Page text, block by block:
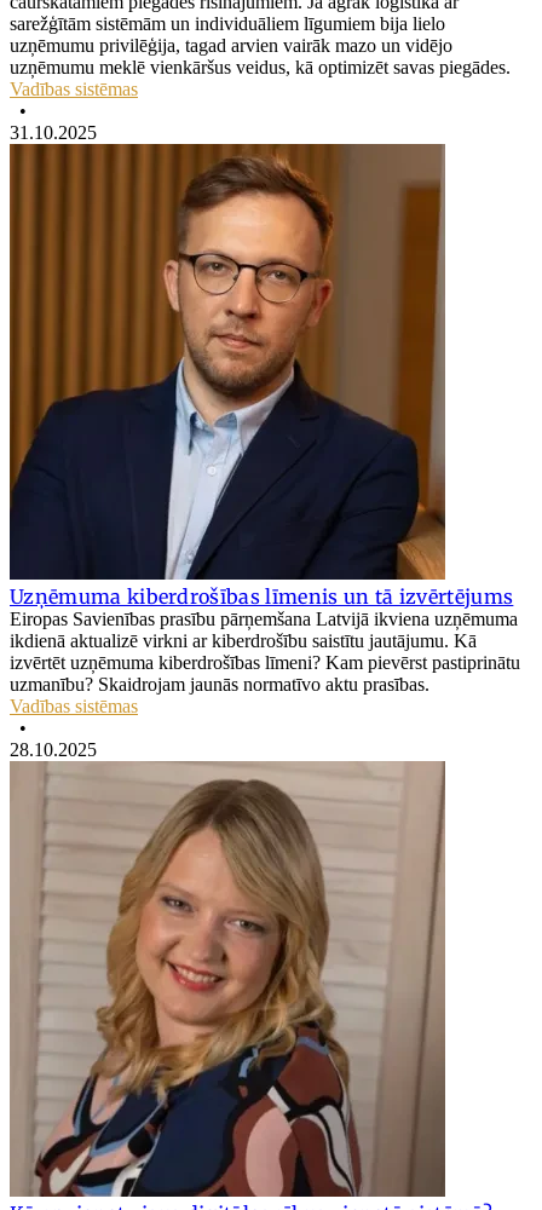
sarežģītām sistēmām un individuāliem līgumiem bija lielo
uzņēmumu privilēģija, tagad arvien vairāk mazo un vidējo
uzņēmumu meklē vienkāršus veidus, kā optimizēt savas piegādes.
Vadības sistēmas
•
31.10.2025
Uzņēmuma kiberdrošības līmenis un tā izvērtējums
Eiropas Savienības prasību pārņemšana Latvijā ikviena uzņēmuma
ikdienā aktualizē virkni ar kiberdrošību saistītu jautājumu. Kā
izvērtēt uzņēmuma kiberdrošības līmeni? Kam pievērst pastiprinātu
uzmanību? Skaidrojam jaunās normatīvo aktu prasības.
Vadības sistēmas
•
28.10.2025